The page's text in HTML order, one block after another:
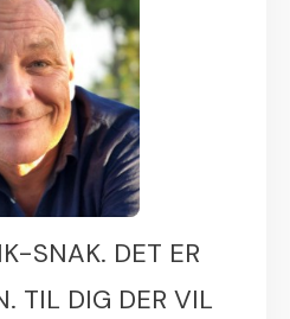
SNAK. DET ER
TIL DIG DER VIL